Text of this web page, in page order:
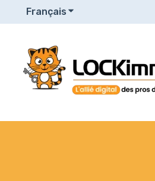
Français Afficher le sous-